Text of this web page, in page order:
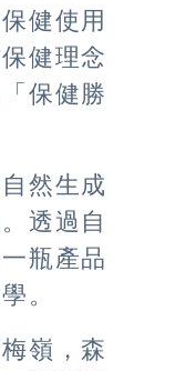
健使用
健理念
保健勝
然生成
透過自
瓶產品
。
嶺，森